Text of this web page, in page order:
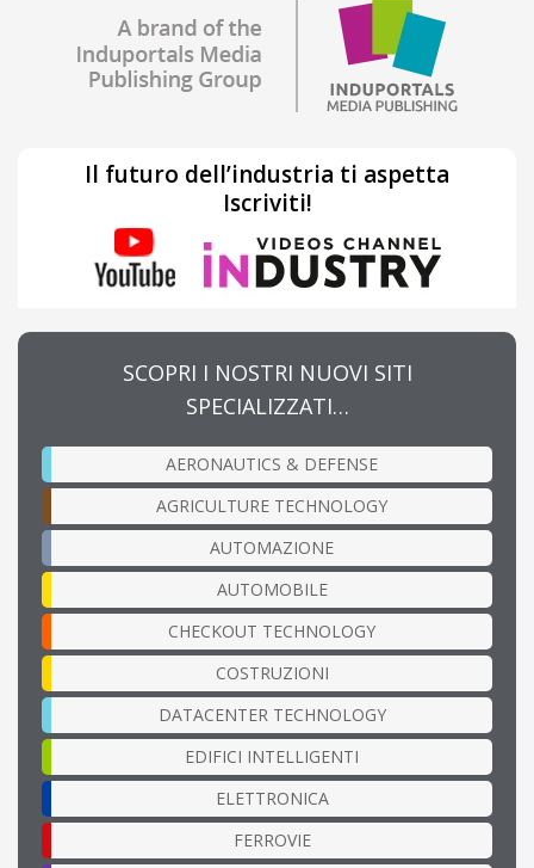
Il futuro dell’industria ti aspetta
Iscriviti!
SCOPRI I NOSTRI NUOVI SITI
SPECIALIZZATI…
AERONAUTICS & DEFENSE
AGRICULTURE TECHNOLOGY
AUTOMAZIONE
AUTOMOBILE
CHECKOUT TECHNOLOGY
COSTRUZIONI
DATACENTER TECHNOLOGY
EDIFICI INTELLIGENTI
ELETTRONICA
FERROVIE